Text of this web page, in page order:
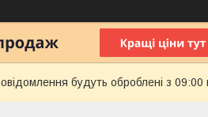
будуть оброблені з